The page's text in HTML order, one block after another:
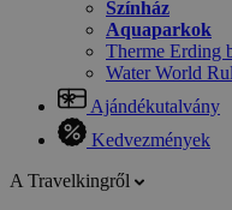
Színház
Aquaparkok
Therme Erding
Water World
Ajándékutalvány
Kedvezmények
A Travelkingről